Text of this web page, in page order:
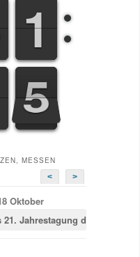
1
1
1
1
5
6
6
MESSEN
<
>
Oktober
21. Jahrestagung der